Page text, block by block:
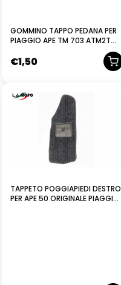
GOMMINO TAPPO PEDANA PER
PIAGGIO APE TM 703 ATM2T
€1,50
TAPPETO POGGIAPIEDI DESTRO
PER APE 50 ORIGINALE PIAGGIO